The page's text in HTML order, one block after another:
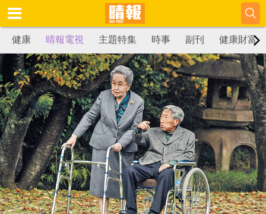
健康 晴報電視 主題特集 時事 副刊 健康財富